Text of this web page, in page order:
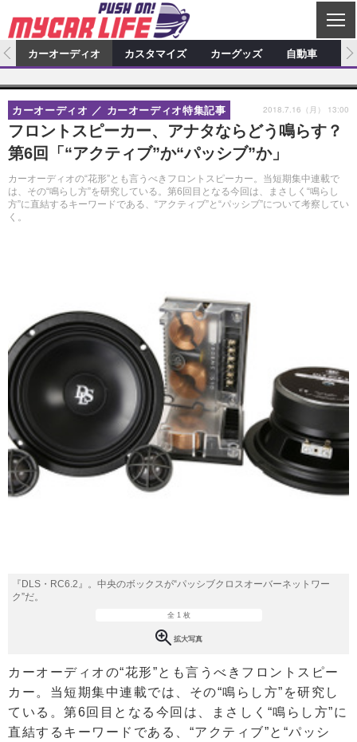
C
L
S
E
カーオーディオ
特集記事 新製品情報
プロショップ検索 ショップ訪問記
カーオーディオニュース デモカー製作記
その他
カスタマイズ
カスタマイズ特集記事 カスタマイズ新製品情報
カスタマイズニュース
カーグッズ
カーグッズ特集記事 カーグッズ新製品情報
カーグッズニュース
自動車
ニュース 試乗記
アクセスランキング
カーオーディオ カスタマイズ カーグッズ 自動車
フロントスピーカー、アナタならどう鳴らす？
第6回「“アクティブ”か“パッシブ”か」
カーオーディオの“花形”とも言うべきフロントスピーカー。当短期集中連載で
は、その“鳴らし方”を研究している。第6回目となる今回は、まさしく“鳴らし
方”に直結するキーワードである、“アクティブ”と“パッシブ”について考察してい
く。
カーオーディオ カーオーディオ特集記事 2018.7.16（月） 13:00
『DLS・RC6.2』。中央のボックスが“パッシブクロスオーバーネットワー
ク”だ。
全 1 枚
拡大写真
カーオーディオの“花形”とも言うべきフロントスピー
カー。当短期集中連載では、その“鳴らし方”を研究し
ている。第6回目となる今回は、まさしく“鳴らし方”に
直結するキーワードである、“アクティブ”と“パッシ